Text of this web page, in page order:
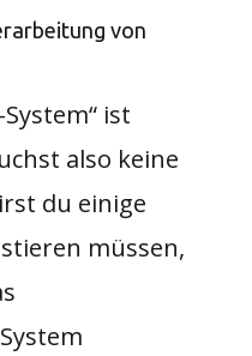
von
ist
also keine
du einige
müssen,